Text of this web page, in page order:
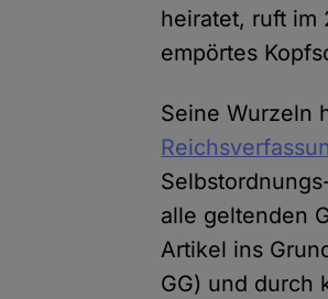
heiratet, ruft im
empörtes
Seine Wurzeln
alle geltenden
Artikel ins
GG) und durch